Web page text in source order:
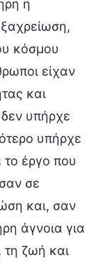
η
κόσμου
είχαν
και
υπήρχε
υπήρχε
έργο που
σε
και, σαν
άγνοια για
ζωή και